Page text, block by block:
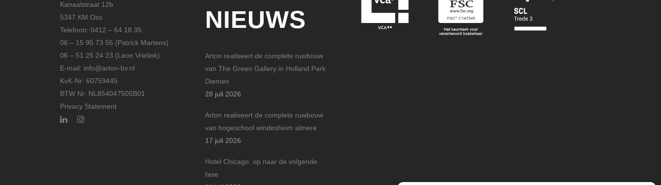
Kanaalstraat 12b
5347 KM Oss
Telefoon: 0412 – 64 18 35
06 – 15 95 73 56 (Patrick Martens)
06 – 51 25 24 23 (Leon Vrielink)
E-mail: info@arton-bv.nl
KvK-Nr: 60759445
BTW Nr: NL854047505B01
Privacy Statement
NIEUWS
Arton realiseert de complete ruwbouw
van The Green Gallery in Holland Park
Diemen
28 juli 2026
Arton realiseert de complete ruwbouw
van hogeschool windesheim almere
17 juli 2026
Hotel Chicago: op naar de volgende
fase